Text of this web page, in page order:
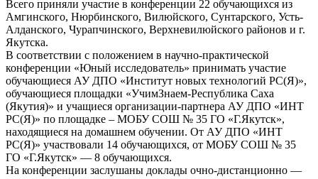
Всего приняли участие в конференции 22 обучающихся из
Амгинского, Нюрбинского, Вилюйского, Сунтарского, Усть-
Алданского, Чурапчинского, Верхневилюйского районов и г.
Якутска.
В соответствии с положением в научно-практической
конференции «Юный исследователь» принимать участие
обучающиеся АУ ДПО «Институт новых технологий РС(Я)»,
обучающиеся площадки «УчимЗнаем-Республика Саха
(Якутия)» и учащиеся организации-партнера АУ ДПО «ИНТ
РС(Я)» по площадке – МОБУ СОШ № 35 ГО «Г.Якутск»,
находящиеся на домашнем обучении. От АУ ДПО «ИНТ
РС(Я)» участвовали 14 обучающихся, от МОБУ СОШ № 35
ГО «Г.Якутск» — 8 обучающихся.
На конференции заслушаны доклады очно-дистанционно —